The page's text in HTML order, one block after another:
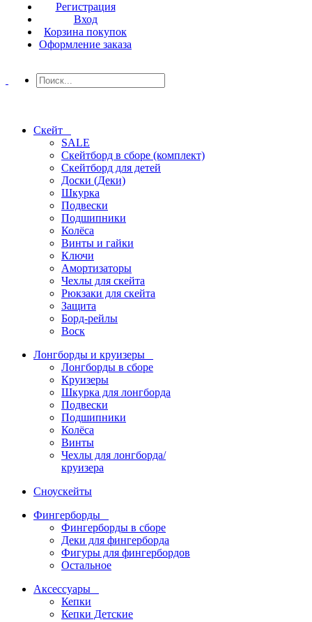
Регистрация
Вход
Корзина покупок
Оформление заказа
Скейт
SALE
Скейтборд в сборе (комплект)
Скейтборд для детей
Доски (Деки)
Шкурка
Подвески
Подшипники
Колёса
Винты и гайки
Ключи
Амортизаторы
Чехлы для скейта
Рюкзаки для скейта
Защита
Борд-рейлы
Воск
Лонгборды и круизеры
Лонгборды в сборе
Круизеры
Шкурка для лонгборда
Подвески
Подшипники
Колёса
Винты
Чехлы для лонгборда/
круизера
Сноускейты
Фингерборды
Фингерборды в сборе
Деки для фингерборда
Фигуры для фингербордов
Остальное
Аксессуары
Кепки
Кепки Детские